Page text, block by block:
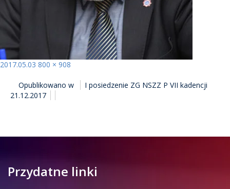
Opublikowano
2017.05.03 Pełny
800 × 908
WPISUOpublikowano w
I posiedzenie ZG NSZZ P VII kadencji
21.12.2017
Przydatne linki